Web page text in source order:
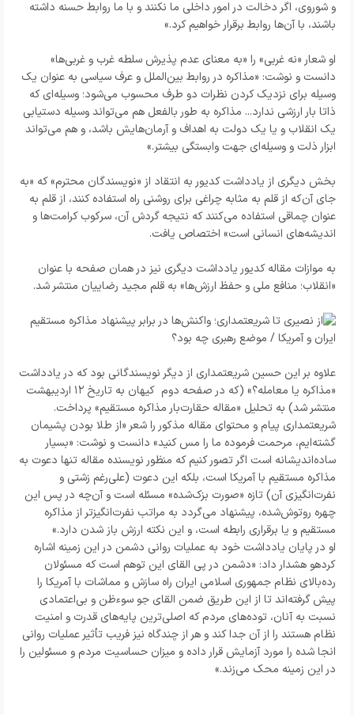
و شوروی، اگر دخالت در امور داخلی ما نکنند و با ما روابط حسنه داشته
باشند، با آن‌ها روابط برقرار خواهیم کرد.»
او شعار «نه غربی» را «به معنای عدم پذیرش سلطه غرب و غربی‌ها»
دانست و نوشت: «مذاکره در روابط بین‌الملل و عرف سیاسی به عنوان یک
وسیله برای نزدیک کردن نظرات دو طرف محسوب می‌شود؛ وسیله‌ای که
ذاتا بار ارزشی ندارد... مذاکره به طور بالفعل هم می‌تواند وسیله دستیابی
یک انقلاب و یا یک دولت به اهداف و آرمان‌هایش باشد، و هم می‌تواند
ابزار ذلت و وسیله‌ای جهت وابستگی بیشتر.»
بخش دیگری از یادداشت کدیور به انتقاد از «نویسندگان محترم» که «به
جای آن‌که از قلم به مثابه چراغی برای روشنی راه استفاده کنند، از قلم به
عنوان چماقی استفاده می‌کنند که نتیجه گردش آن، سرکوب کرامت‌ها و
اندیشه‌های انسانی است» اختصاص یافت.
به موازات مقاله کدیور یادداشت دیگری نیز در همان صفحه با عنوان
«انقلاب؛ منافع ملی و حفظ ارزش‌ها» به قلم مجید رضاییان منتشر شد.
علاوه بر این حسین شریعتمداری از دیگر نویسندگانی بود که در یادداشت
«مذاکره یا معامله؟» (که در صفحه دوم
کیهان به تاریخ ۱۲ اردیبهشت
منتشر شد) به تحلیل «مقاله حقارت‌بار مذاکره مستقیم» پرداخت.
شریعتمداری پیام و محتوای مقاله مذکور را شعر «از طلا بودن پشیمان
گشته‌ایم، مرحمت فرموده ما را مس کنید» دانست و نوشت: «بسیار
ساده‌اندیشانه است اگر تصور کنیم که منظور نویسنده مقاله تنها دعوت به
مذاکره مستقیم با آمریکا است، بلکه این دعوت (علی‌رغم زشتی و
نفرت‌انگیزی آن) تازه «صورت بزک‌شده» مسئله است و آن‌چه در پس این
چهره روتوش‌شده، پیشنهاد می‌گردد به مراتب نفرت‌انگیزتر از مذاکره
مستقیم و یا برقراری رابطه است، و این نکته ارزش باز شدن دارد.»
او در پایان یادداشت خود به عملیات روانی دشمن در این زمینه اشاره
کردهو هشدار داد: «دشمن در پی القای این توهم است که مسئولان
رده‌بالای نظام جمهوری اسلامی ایران راه سازش و مماشات با آمریکا را
پیش گرفته‌اند تا از این طریق ضمن القای جو سوءظن و بی‌اعتمادی
نسبت به آنان، توده‌های مردم که اصلی‌ترین پایه‌های قدرت و امنیت
نظام هستند را از آن جدا کند و هر از چندگاه نیز فریب تأثیر عملیات روانی
انجا‌ شده را مورد آزمایش قرار داده و میزان حساسیت مردم و مسئولین را
در این زمینه محک می‌زند.»